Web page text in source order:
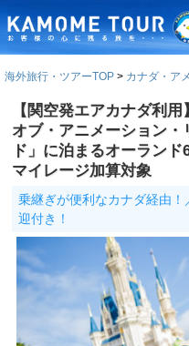
海外旅行・ツアーTOP カナダ・ア
【関空発エアカナダ利
オブ・アニメーション
ド」に泊まるオーラン
マイレージ加算対象
乗継ぎが便利なカナダ経由
迎付き！